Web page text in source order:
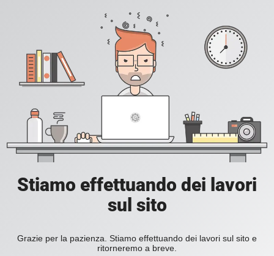
Stiamo effettuando dei lavori
sul sito
Grazie per la pazienza. Stiamo effettuando dei lavori sul sito e
ritorneremo a breve.